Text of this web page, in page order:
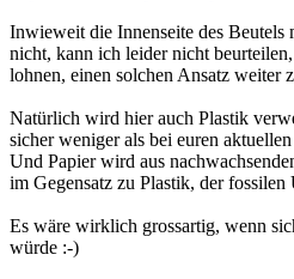
Inwieweit die Innenseite des Beutels
nicht, kann ich leider nicht
lohnen, einen solchen Ansatz weiter
Natürlich wird hier auch Plastik
sicher weniger als bei euren
Und Papier wird aus
im Gegensatz zu Plastik, der fossilen
Es wäre wirklich grossartig, wenn
würde :-)